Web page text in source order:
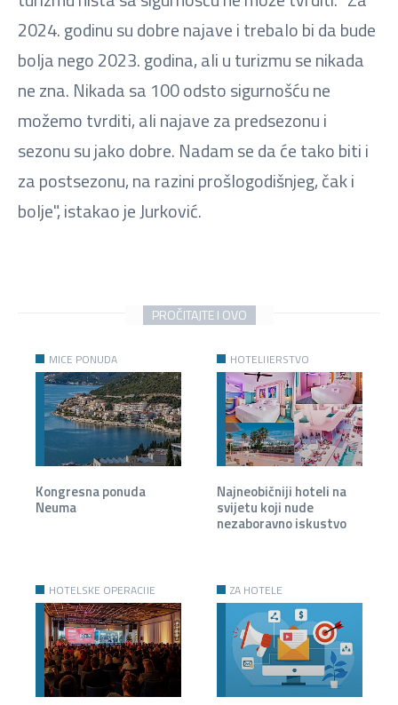
2024. godinu su dobre najave i trebalo bi da bude
bolja nego 2023. godina, ali u turizmu se nikada
ne zna. Nikada sa 100 odsto sigurnošću ne
možemo tvrditi, ali najave za predsezonu i
sezonu su jako dobre. Nadam se da će tako biti i
za postsezonu, na razini prošlogodišnjeg, čak i
bolje", istakao je Jurković.
PROČITAJTE I OVO
MICE PONUDA
Kongresna ponuda
Neuma
HOTELIJERSTVO
Najneobičniji hoteli na
svijetu koji nude
nezaboravno iskustvo
HOTELSKE OPERACIJE ZA HOTELE